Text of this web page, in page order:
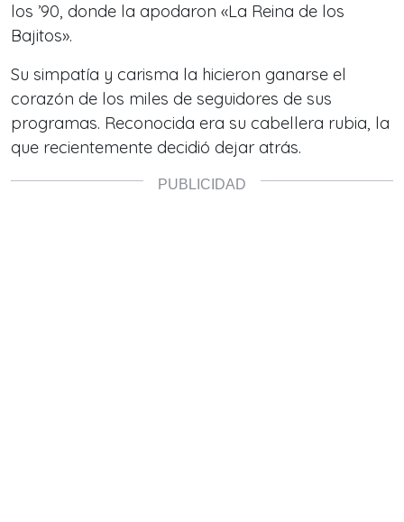
los ’90, donde la apodaron «La Reina de los
Bajitos».
Su simpatía y carisma la hicieron ganarse el
corazón de los miles de seguidores de sus
programas. Reconocida era su cabellera rubia, la
que recientemente decidió dejar atrás.